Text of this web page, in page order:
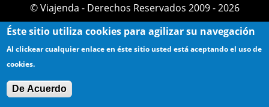
© Viajenda - Derechos Reservados 2009 - 2026
Éste sitio utiliza cookies para agilizar su navegación
Al clickear cualquier enlace en éste sitio usted está aceptando el uso de
cookies.
De Acuerdo